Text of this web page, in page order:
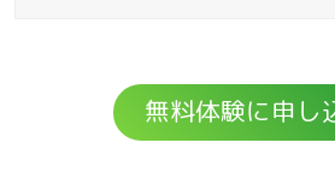
無料体験に申し